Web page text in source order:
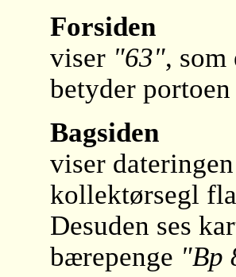
Forsiden
viser "63", som
betyder
Bagsiden
viser
kollektørsegl
Desuden ses
bærepenge "Bp